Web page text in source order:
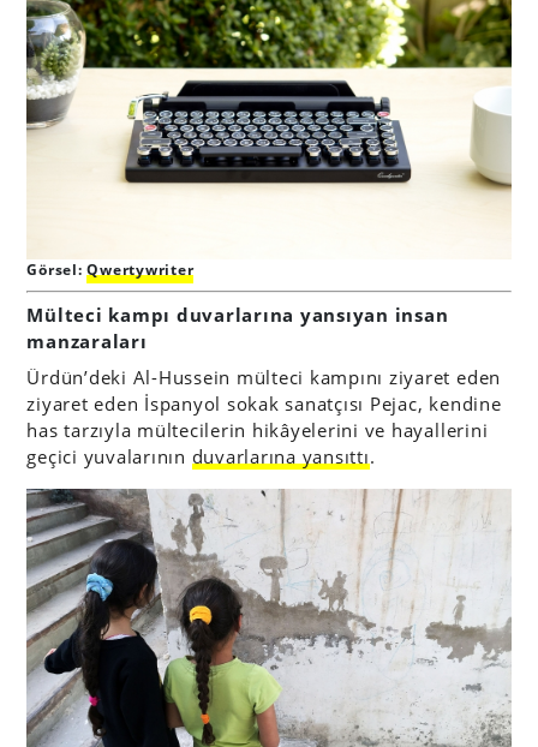
Görsel:Qwertywriter
Mülteci kampı duvarlarına yansıyan insan
manzaraları
Ürdün’deki Al-Hussein mülteci kampını ziyaret eden
ziyaret eden İspanyol sokak sanatçısı Pejac, kendine
has tarzıyla mültecilerin hikâyelerini ve hayallerini
geçici yuvalarının duvarlarına yansıttı.